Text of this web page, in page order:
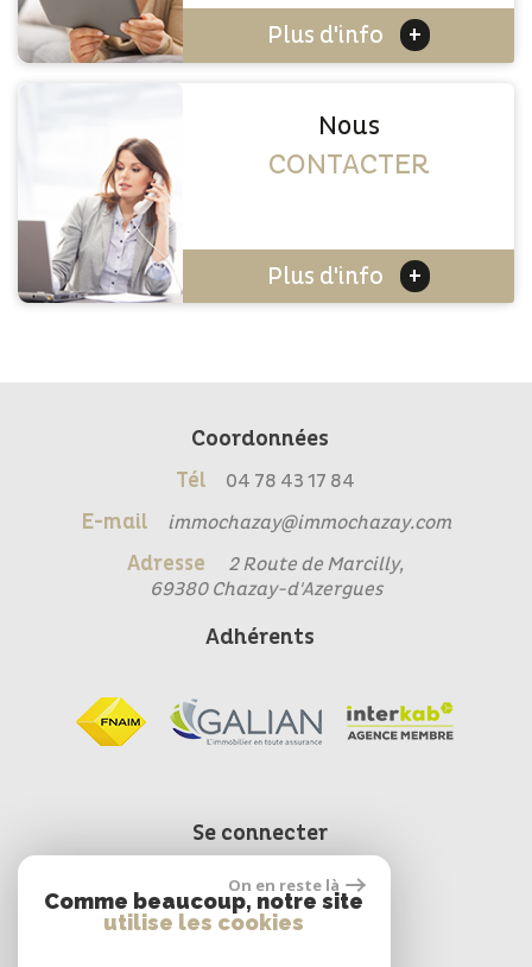
Plus d'info +
Nous
CONTACTER
Plus d'info +
Coordonnées
Tél
04 78 43 17 84
E-mail immochazay@immochazay.com
Adresse
2 Route de Marcilly,
69380 Chazay-d'Azergues
Adhérents
Se connecter
Espace propriétaire
On en reste là
Comme beaucoup, notre site
utilise les cookies